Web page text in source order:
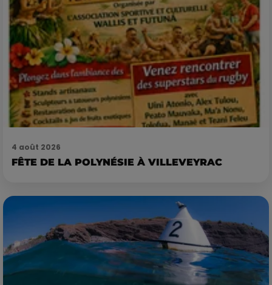
4 août 2026
FÊTE DE LA POLYNÉSIE À VILLEVEYRAC